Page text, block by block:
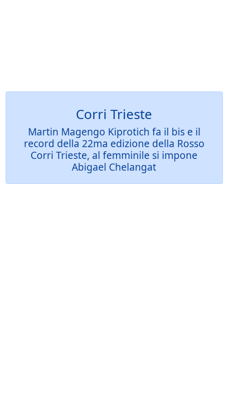
Corri Trieste
Martin Magengo Kiprotich fa il bis e il
record della 22ma edizione della Rosso
Corri Trieste, al femminile si impone
Abigael Chelangat